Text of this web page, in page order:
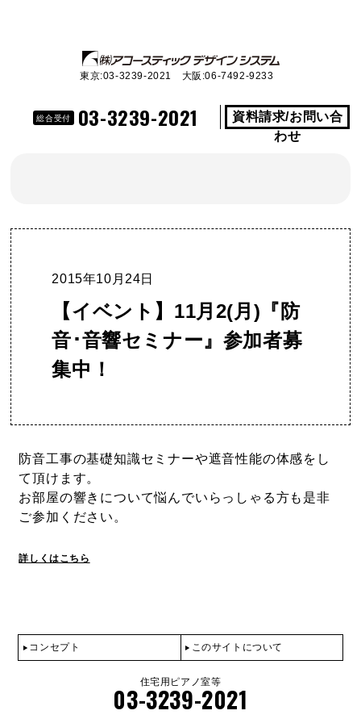
東京:03-3239-2021 大阪:06-7492-9233
総合受付 03-3239-2021
資料請求/お問い合
わせ
2015年10月24日
【イベント】11月2(月)『防
音･音響セミナー』参加者募
集中！
防音工事の基礎知識セミナーや遮音性能の体感をし
て頂けます。
お部屋の響きについて悩んでいらっしゃる方も是非
ご参加ください。
詳しくはこちら
コンセプト このサイトについて
住宅用ピアノ室等
03-3239-2021